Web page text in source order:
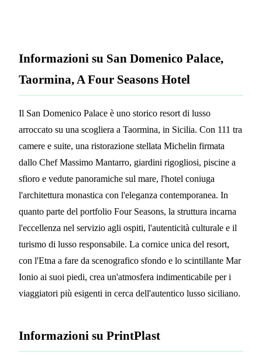
Informazioni su San Domenico Palace,
Taormina, A Four Seasons Hotel
Il San Domenico Palace è uno storico resort di lusso
arroccato su una scogliera a Taormina, in Sicilia. Con 111 tra
camere e suite, una ristorazione stellata Michelin firmata
dallo Chef Massimo Mantarro, giardini rigogliosi, piscine a
sfioro e vedute panoramiche sul mare, l'hotel coniuga
l'architettura monastica con l'eleganza contemporanea. In
quanto parte del portfolio Four Seasons, la struttura incarna
l'eccellenza nel servizio agli ospiti, l'autenticità culturale e il
turismo di lusso responsabile. La cornice unica del resort,
con l'Etna a fare da scenografico sfondo e lo scintillante Mar
Ionio ai suoi piedi, crea un'atmosfera indimenticabile per i
viaggiatori più esigenti in cerca dell'autentico lusso siciliano.
Informazioni su PrintPlast